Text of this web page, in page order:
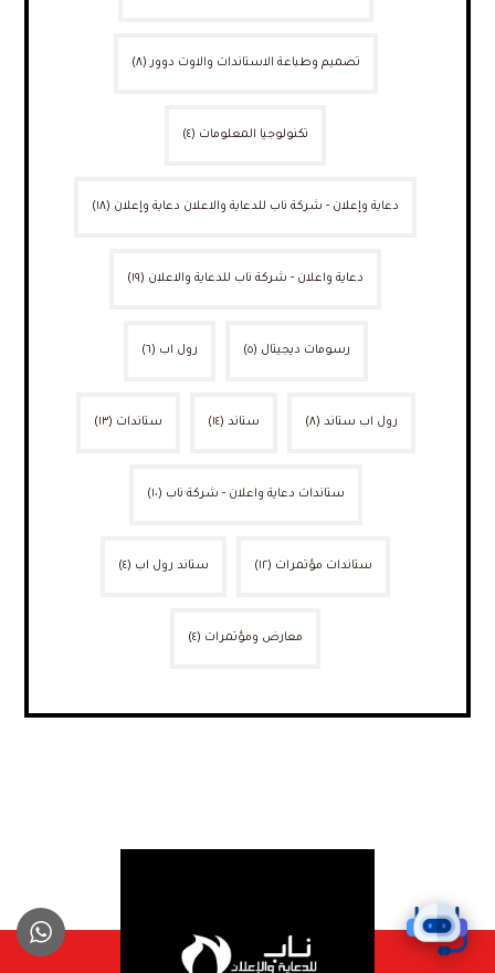
تصميم وطباعة الاستاندات والاوت دوور (٨)
تكنولوجيا المعلومات (٤)
دعاية وإعلان - شركة ناب للدعاية والاعلان دعاية وإعلان (١٨)
دعاية واعلان - شركة ناب للدعاية والاعلان (١٩)
رسومات ديجيتال (٥) رول اب (٦)
رول اب ستاند (٨) ستاند (١٤) ستاندات (١٣)
ستاندات دعاية واعلان - شركة ناب (١٠)
ستاندات مؤتمرات (١٢) ستاند رول اب (٤)
معارض ومؤتمرات (٤)